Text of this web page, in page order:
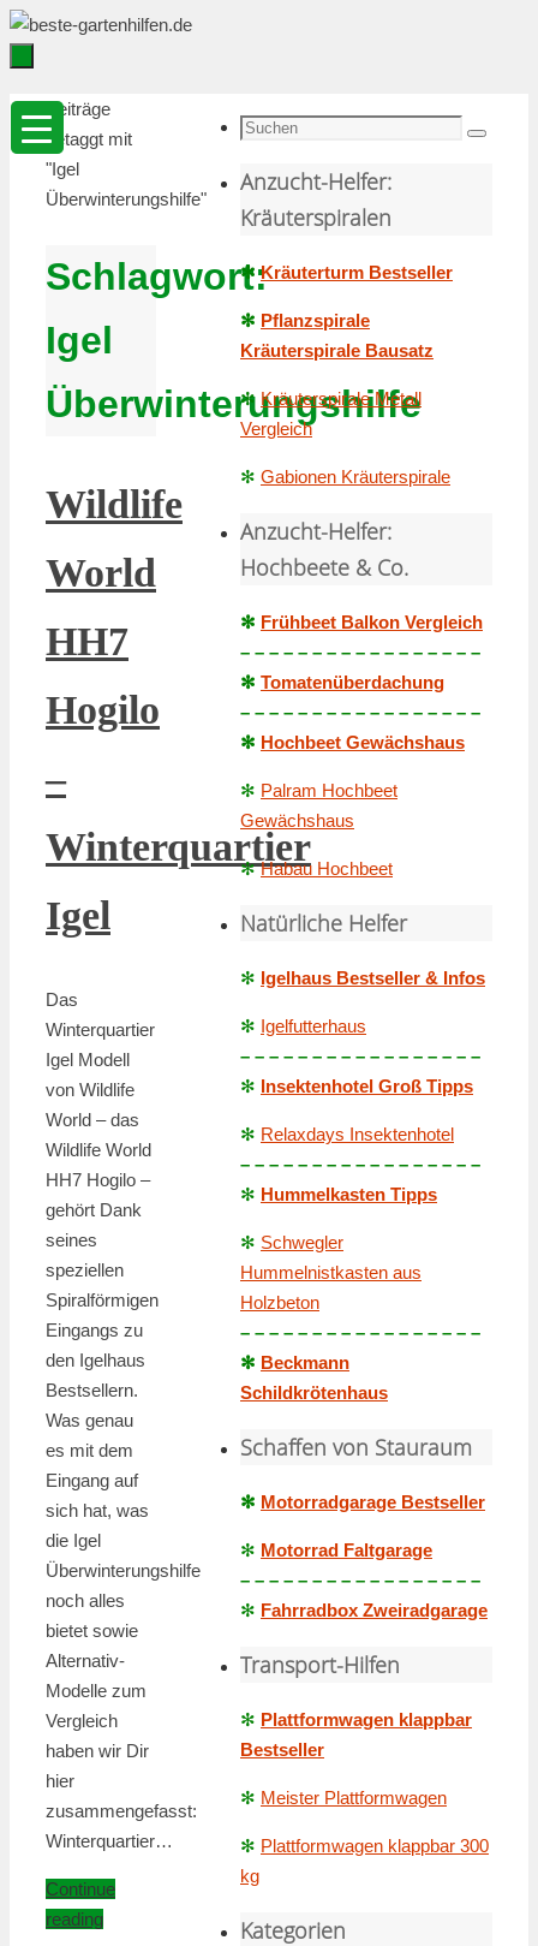
Zum
Inhalt
springen
Startseite
Beiträge
getaggt mit
"Igel
Überwinterungshilfe"
Schlagwort:
Igel
Überwinterungshilfe
Wildlife
World
HH7
Hogilo
–
Winterquartier
Igel
Das
Winterquartier
Igel Modell
von Wildlife
World – das
Wildlife World
HH7 Hogilo –
gehört Dank
seines
speziellen
Spiralförmigen
Eingangs zu
den Igelhaus
Bestsellern.
Was genau
es mit dem
Eingang auf
sich hat, was
die Igel
Überwinterungshilfe
noch alles
bietet sowie
Alternativ-
Modelle zum
Vergleich
haben wir Dir
hier
zusammengefasst:
Winterquartier…
Continue
reading
Suche
Suchen
Anzucht-Helfer:
Kräuterspiralen
✻ Kräuterturm Bestseller
✻ Pflanzspirale
Kräuterspirale Bausatz
✻ Kräuterspirale Metall
Vergleich
✻ Gabionen Kräuterspirale
Anzucht-Helfer:
Hochbeete & Co.
✻ Frühbeet Balkon Vergleich
– – – – – – – – – – – – – – – – –
✻ Tomatenüberdachung
– – – – – – – – – – – – – – – – –
✻ Hochbeet Gewächshaus
✻ Palram Hochbeet
Gewächshaus
✻ Habau Hochbeet
Natürliche Helfer
✻ Igelhaus Bestseller & Infos
✻ Igelfutterhaus
– – – – – – – – – – – – – – – – –
✻ Insektenhotel Groß Tipps
✻ Relaxdays Insektenhotel
– – – – – – – – – – – – – – – – –
✻ Hummelkasten Tipps
✻ Schwegler
Hummelnistkasten aus
Holzbeton
– – – – – – – – – – – – – – – – –
✻ Beckmann
Schildkrötenhaus
Schaffen von Stauraum
✻ Motorradgarage Bestseller
✻ Motorrad Faltgarage
– – – – – – – – – – – – – – – – –
✻ Fahrradbox Zweiradgarage
Transport-Hilfen
✻ Plattformwagen klappbar
Bestseller
✻ Meister Plattformwagen
✻ Plattformwagen klappbar 300
kg
Kategorien